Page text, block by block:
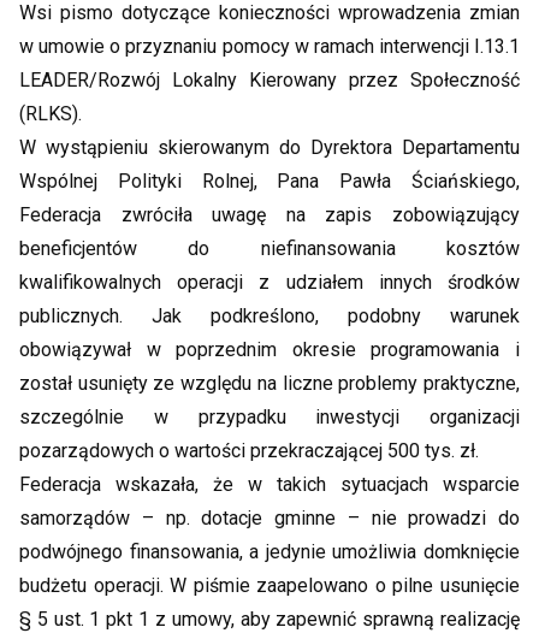
Wsi pismo dotyczące konieczności wprowadzenia zmian
w umowie o przyznaniu pomocy w ramach interwencji I.13.1
LEADER/Rozwój Lokalny Kierowany przez Społeczność
(RLKS).
W wystąpieniu skierowanym do Dyrektora Departamentu
Wspólnej Polityki Rolnej, Pana Pawła Ściańskiego,
Federacja zwróciła uwagę na zapis zobowiązujący
beneficjentów do niefinansowania kosztów
kwalifikowalnych operacji z udziałem innych środków
publicznych. Jak podkreślono, podobny warunek
obowiązywał w poprzednim okresie programowania i
został usunięty ze względu na liczne problemy praktyczne,
szczególnie w przypadku inwestycji organizacji
pozarządowych o wartości przekraczającej 500 tys. zł.
Federacja wskazała, że w takich sytuacjach wsparcie
samorządów – np. dotacje gminne – nie prowadzi do
podwójnego finansowania, a jedynie umożliwia domknięcie
budżetu operacji. W piśmie zaapelowano o pilne usunięcie
§ 5 ust. 1 pkt 1 z umowy, aby zapewnić sprawną realizację